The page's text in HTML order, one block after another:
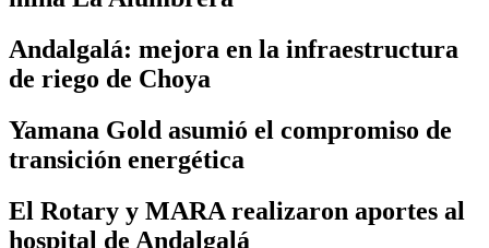
Andalgalá: mejora en la infraestructura
de riego de Choya
Yamana Gold asumió el compromiso de
transición energética
El Rotary y MARA realizaron aportes al
hospital de Andalgalá